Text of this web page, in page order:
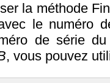
la méthode
le numéro
de série
, vous pouvez